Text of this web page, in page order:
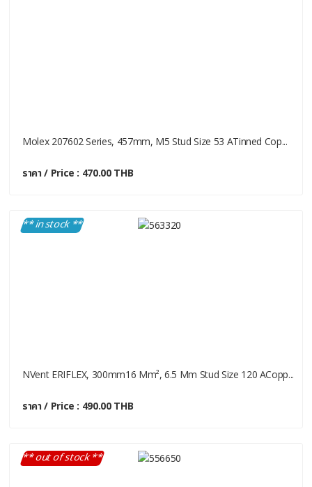
Molex 207602 Series, 457mm, M5 Stud Size 53 ATinned Cop...
ราคา / Price : 470.00 THB
** in stock **
NVent ERIFLEX, 300mm16 Mm², 6.5 Mm Stud Size 120 ACopp...
ราคา / Price : 490.00 THB
** out of stock **